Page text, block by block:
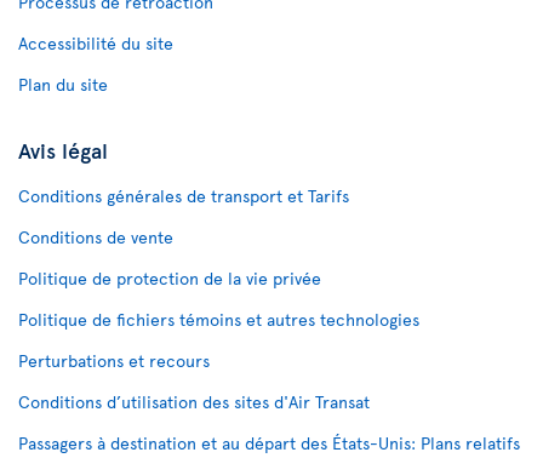
Accessibilité du site
Plan du site
Avis légal
Conditions générales de transport et Tarifs
Conditions de vente
Politique de protection de la vie privée
Politique de fichiers témoins et autres technologies
Perturbations et recours
Conditions d’utilisation des sites d'Air Transat
Passagers à destination et au départ des États-Unis: Plans relatifs